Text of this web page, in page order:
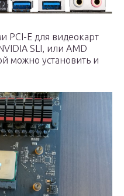
PCI-E для видеокарт
SLI, или AMD
можно установить и